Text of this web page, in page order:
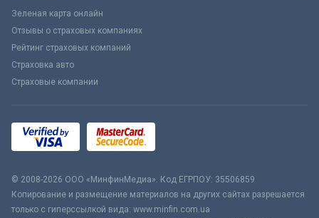
Зеленая карта онлайн
Отзывы о страховых компаниях
Рейтинг страховых компаний
Страховка авто
Страховые компании
© 2008-2026 ООО «МинфинМедиа». Код ЕГРПОУ: 35506859
Копирование и размещение материалов на других сайтах разрешается
только с гиперссылкой вида: www.minfin.com.ua